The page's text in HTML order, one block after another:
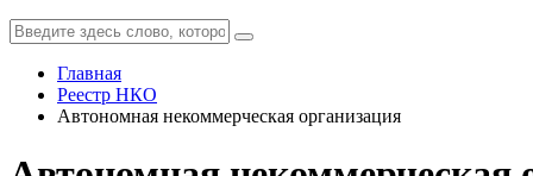
Главная
Реестр НКО
Автономная некоммерческая организация